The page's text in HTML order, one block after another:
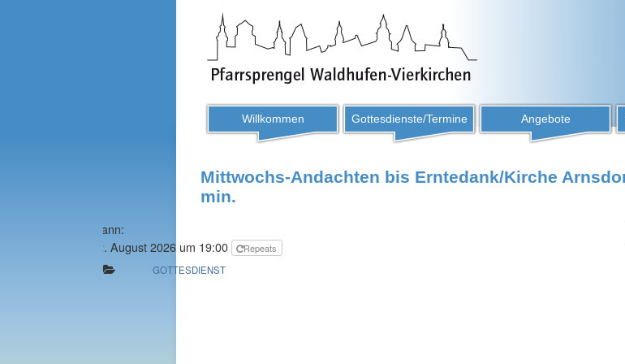
Willkommen Gottesdienste/Termine Angebote
Mittwochs-Andachten bis Erntedank/Kirche
min.
Wann:
12. August 2026 um 19:00
Repeats
GOTTESDIENST